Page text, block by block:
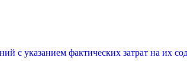
указанием фактических затрат на их